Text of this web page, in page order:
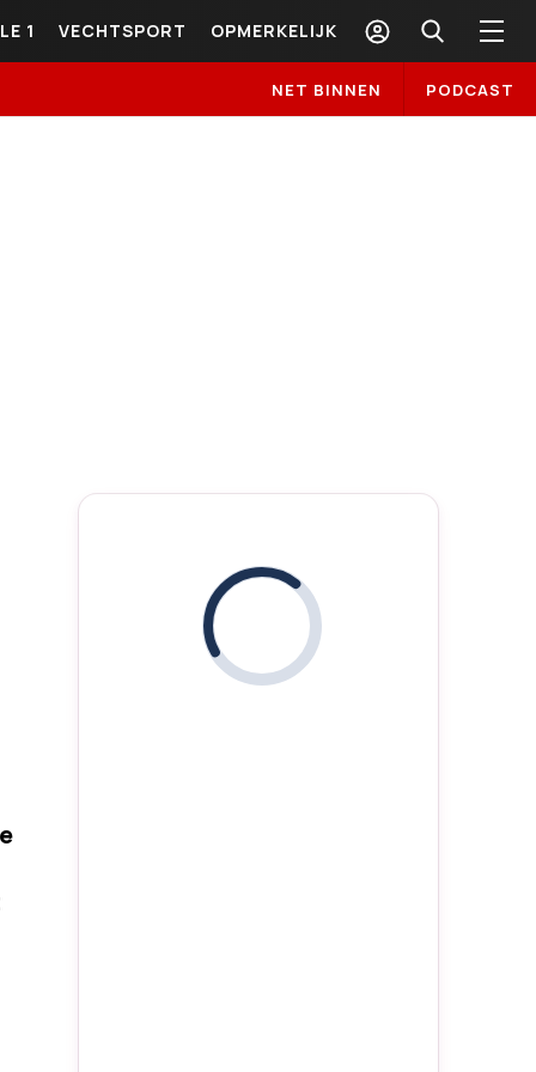
1 VECHTSPORT OPMERKELIJK
NET BINNEN PODCAST